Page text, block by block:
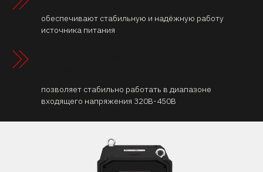
обеспечивают стабильную и надёжную работу
источника питания
позволяет стабильно работать в диапазоне
входящего напряжения 320В-450В